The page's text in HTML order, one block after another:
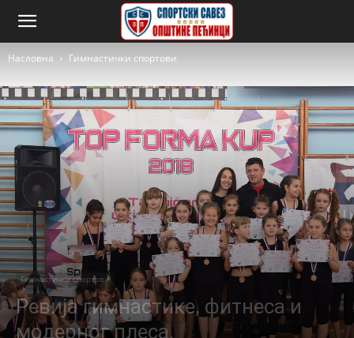
Насловна Гимнастички спортови
Гимнастички спортови
Ревија гимнастике, фитнеса и
модерног плеса.